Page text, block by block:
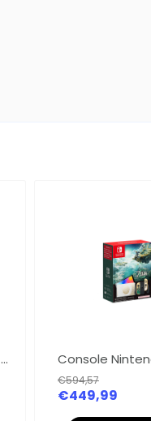
Nintendo Switch OLED Pokémon Écarlate et Violet en édition limitée
€449,99
€594,57